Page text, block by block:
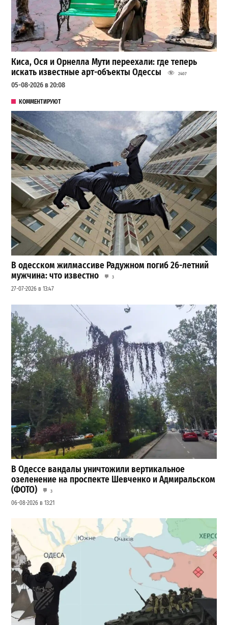
Киса, Ося и Орнелла Мути переехали: где теперь
искать известные арт-объекты Одессы
2407
05-08-2026 в 20:08
КОММЕНТИРУЮТ
В одесском жилмассиве Радужном погиб 26-летний
мужчина: что известно
3
27-07-2026 в 13:47
В Одессе вандалы уничтожили вертикальное
озеленение на проспекте Шевченко и Адмиральском
(ФОТО)
3
06-08-2026 в 13:21